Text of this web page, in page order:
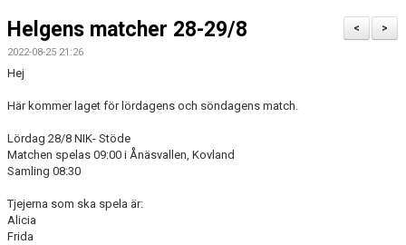
BILDGALLERI
DOKUMENT
>
<
Helgens matcher 28-29/8
2022-08-25 21:26
Hej
Här kommer laget för lördagens och söndagens match.
Lördag 28/8 NIK- Stöde
Matchen spelas 09:00 i Ånäsvallen, Kovland
Samling 08:30
Tjejerna som ska spela är:
Alicia
Frida